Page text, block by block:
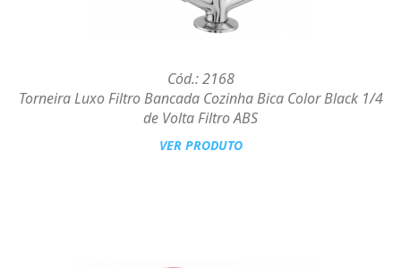
Cód.: 2168
Torneira Luxo Filtro Bancada Cozinha Bica Color Black 1/4
de Volta Filtro ABS
VER PRODUTO